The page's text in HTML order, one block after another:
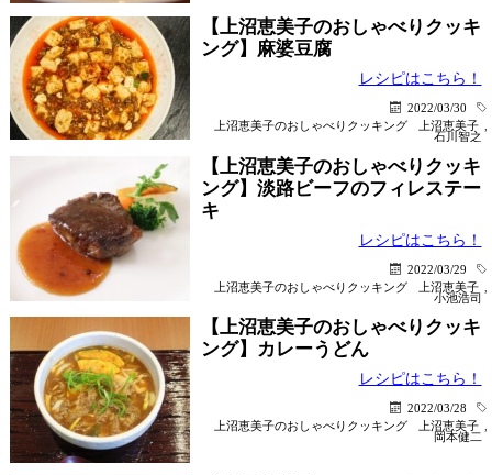
【上沼恵美子のおしゃべりクッキ
ング】麻婆豆腐
レシピはこちら！
2022/03/30
上沼恵美子のおしゃべりクッキング
上沼恵美子
石川智之
【上沼恵美子のおしゃべりクッキ
ング】淡路ビーフのフィレステー
キ
レシピはこちら！
2022/03/29
上沼恵美子のおしゃべりクッキング
上沼恵美子
小池浩司
【上沼恵美子のおしゃべりクッキ
ング】カレーうどん
レシピはこちら！
2022/03/28
上沼恵美子のおしゃべりクッキング
上沼恵美子
岡本健二